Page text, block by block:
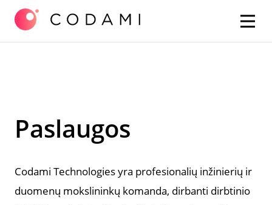
SkipPaslaugos
Codami Technologies yra profesionalių inžinierių ir
duomenų mokslininkų komanda, dirbanti dirbtinio